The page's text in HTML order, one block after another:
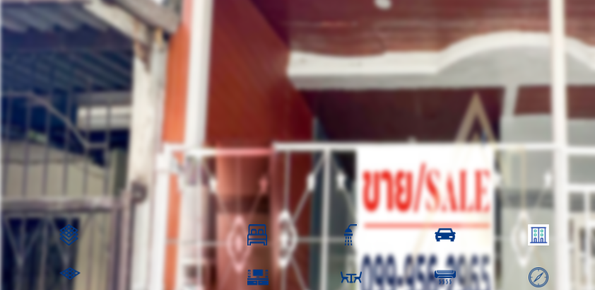
รหัสทรัพย์
อัพเดท8/9/2024
ทาวน์โฮม 2 ชั้น หมู่บ้าน บัวทอง 4 นนทบุรี ตกแต่ง
สวย พร้อมอยู่
ที่ตั้ง:ตำบล ละหาร อำเภอบางบัวทอง นนทบุรี 11110
ราคาขาย
1,190,000.00 ฿
3 ห้องนอน
ห้องนั่งเล่น 1 ห้องครัว เครื่อง